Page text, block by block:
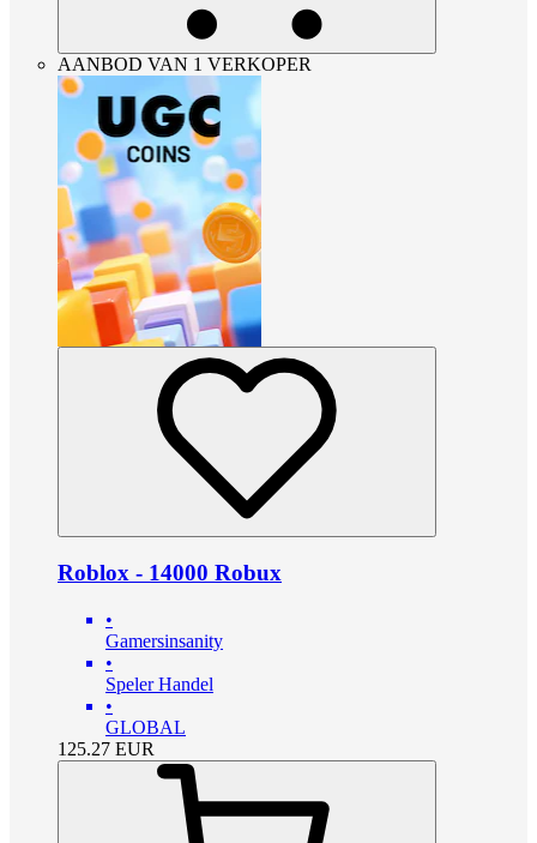
AANBOD VAN 1 VERKOPER
Roblox - 14000 Robux
•
Gamersinsanity
•
Speler Handel
•
GLOBAL
125.27 EUR